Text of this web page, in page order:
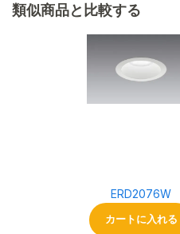
類似商品と比較する
ERD2076W
カートに入れる